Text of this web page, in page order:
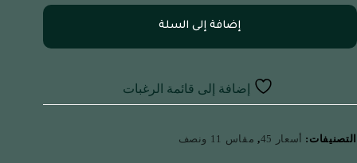
إضافة إلى السلة
إضافة إلى قائمة الرغبات
التصنيفات: أسعار 45 , مقاس 11 ونصف